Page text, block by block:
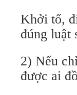
Khởi tố,
đúng luật
2) Nếu
được ai